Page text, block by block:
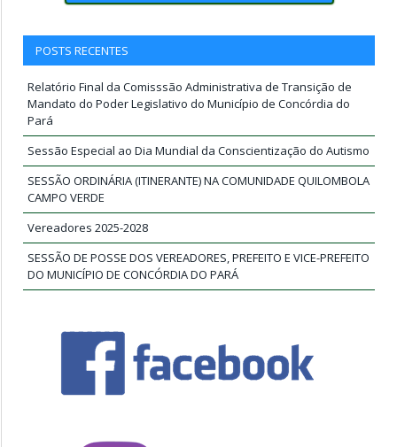
POSTS RECENTES
Relatório Final da Comisssão Administrativa de Transição de
Mandato do Poder Legislativo do Município de Concórdia do
Pará
Sessão Especial ao Dia Mundial da Conscientização do Autismo
SESSÃO ORDINÁRIA (ITINERANTE) NA COMUNIDADE QUILOMBOLA
CAMPO VERDE
Vereadores 2025-2028
SESSÃO DE POSSE DOS VEREADORES, PREFEITO E VICE-PREFEITO
DO MUNICÍPIO DE CONCÓRDIA DO PARÁ